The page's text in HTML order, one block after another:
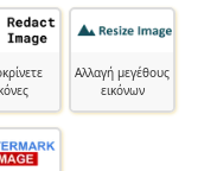
Αλλαγή μεγέθους
εικόνων